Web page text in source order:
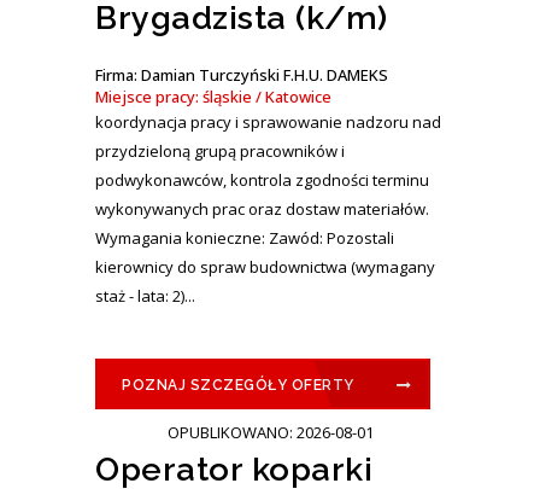
Brygadzista (k/m)
Firma: Damian Turczyński F.H.U. DAMEKS
Miejsce pracy: śląskie / Katowice
koordynacja pracy i sprawowanie nadzoru nad
przydzieloną grupą pracowników i
podwykonawców, kontrola zgodności terminu
wykonywanych prac oraz dostaw materiałów.
Wymagania konieczne: Zawód: Pozostali
kierownicy do spraw budownictwa (wymagany
staż - lata: 2)...
POZNAJ SZCZEGÓŁY OFERTY
OPUBLIKOWANO: 2026-08-01
Operator koparki